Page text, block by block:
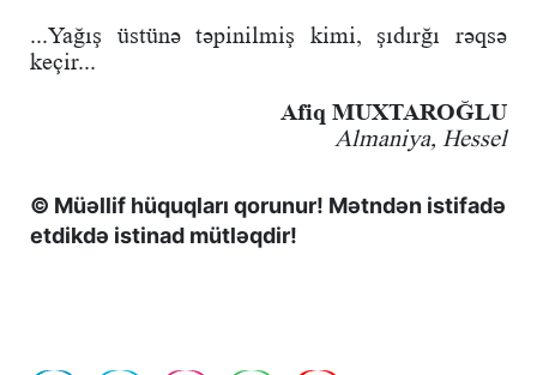
...Yağış üstünə təpinilmiş kimi, şıdırğı rəqsə
keçir...
Afiq MUXTAROĞLU
Almaniya, Hessel
© Müəllif hüquqları qorunur! Mətndən istifadə
etdikdə istinad mütləqdir!